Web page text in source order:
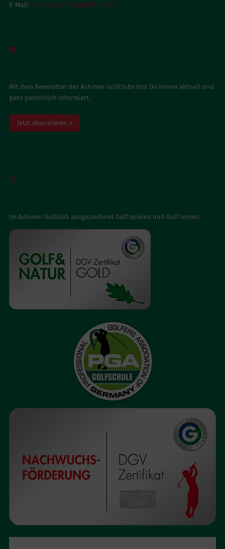
E-Mail: info (at) achimergolfclub.de

Mit dem Newsletter des Achimer Golfclubs bist Du immer aktuell und
ganz persönlich informiert.
Jetzt abonnieren »

Im Achimer Golfclub ausgezeichnet Golf spielen und Golf lernen.